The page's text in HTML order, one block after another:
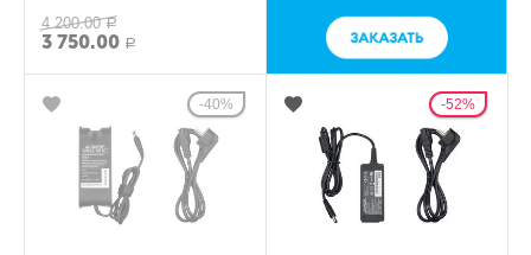
4 200.00 Р
3 750.00 Р
40% 52%